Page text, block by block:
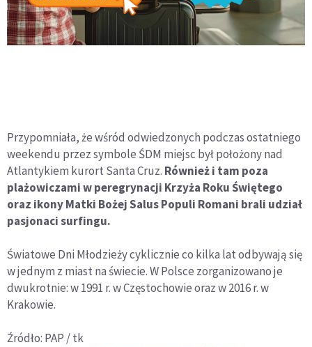
Przypomniała, że wśród odwiedzonych podczas ostatniego
weekendu przez symbole ŚDM miejsc był położony nad
Atlantykiem kurort Santa Cruz. Również i tam poza
plażowiczami w peregrynacji Krzyża Roku Świętego
oraz ikony Matki Bożej Salus Populi Romani brali udział
pasjonaci surfingu.
Światowe Dni Młodzieży cyklicznie co kilka lat odbywają się
w jednym z miast na świecie. W Polsce zorganizowano je
dwukrotnie: w 1991 r. w Częstochowie oraz w 2016 r. w
Krakowie.
Źródło: PAP / tk